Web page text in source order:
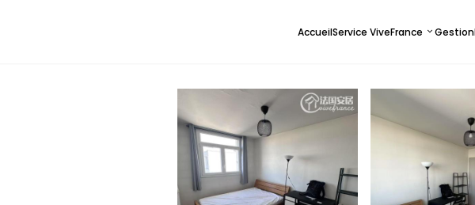
AccueilService ViveFrance Gestion